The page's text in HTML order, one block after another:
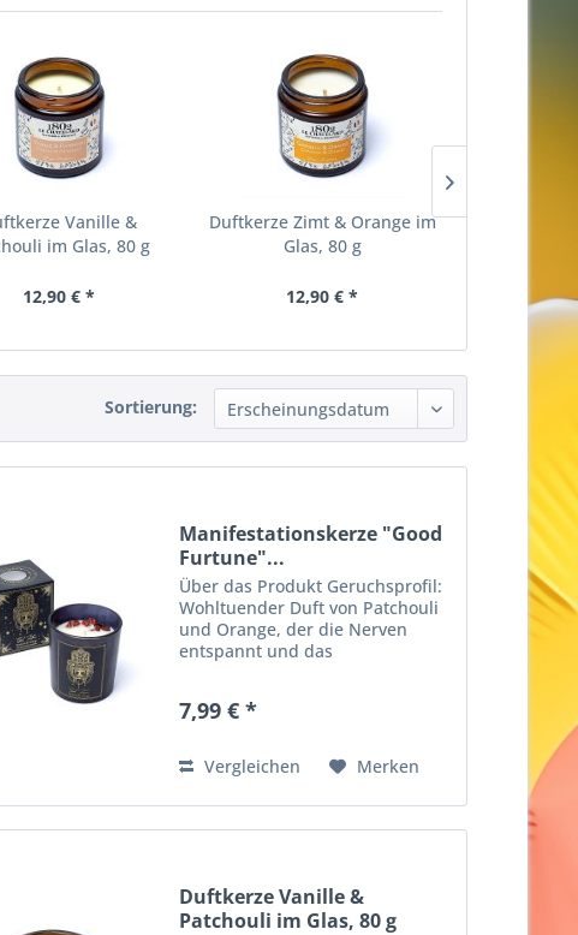
Vanille &
im Glas, 80 g
12,90 € *
Duftkerze Zimt & Orange im
Glas, 80 g
12,90 € *
Sortierung:
Manifestationskerze "Good
Furtune"...
Über das Produkt Geruchsprofil:
Wohltuender Duft von Patchouli
und Orange, der die Nerven
entspannt und das
Brenndauer: ±20 Stunden Über
7,99 € *
Vergleichen Merken
Duftkerze Vanille &
Patchouli im Glas, 80 g